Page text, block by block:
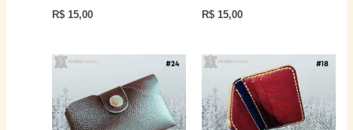
R$ 15,00 R$15,00